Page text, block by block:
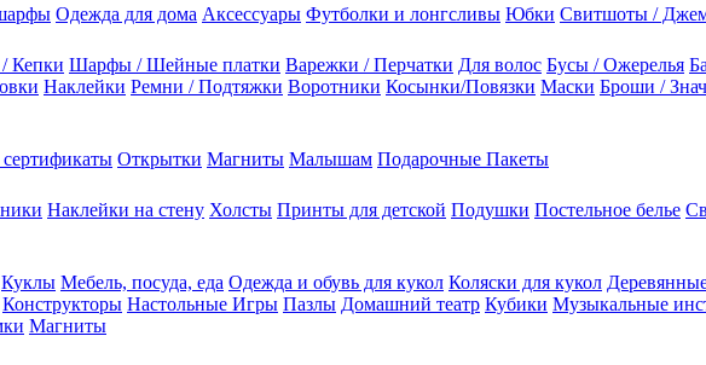
Одежда для дома Аксессуары Футболки и лонгсливы Юбки Свитшоты /
Кепки Шарфы / Шейные платки Варежки / Перчатки Для волос Бусы / Ожерелья
Наклейки Ремни / Подтяжки Воротники Косынки/Повязки Маски Броши /
Открытки Магниты Малышам Подарочные Пакеты
Наклейки на стену Холсты Принты для детской Подушки Постельное белье
Куклы Мебель, посуда, еда Одежда и обувь для кукол Коляски для кукол
Конструкторы Настольные Игры Пазлы Домашний театр Кубики Музыкальные
Магниты